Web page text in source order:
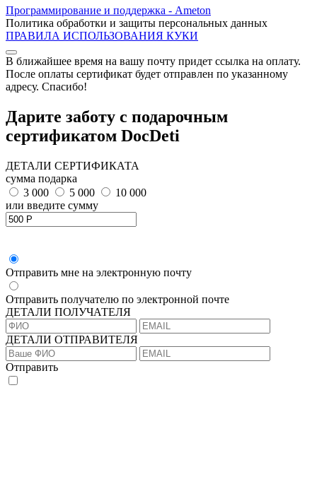
Программирование и поддержка - Ameton
Политика обработки и защиты персональных данных
ПРАВИЛА ИСПОЛЬЗОВАНИЯ КУКИ
В ближайшее время на вашу почту придет ссылка на оплату.
После оплаты сертификат будет отправлен по указанному
адресу. Спасибо!
Дарите заботу с подарочным
сертификатом DocDeti
ДЕТАЛИ СЕРТИФИКАТА
сумма подарка
3 000
5 000
10 000
или введите сумму
Отправить мне на электронную почту
Отправить получателю по электронной почте
ДЕТАЛИ ПОЛУЧАТЕЛЯ
ДЕТАЛИ ОТПРАВИТЕЛЯ
Отправить